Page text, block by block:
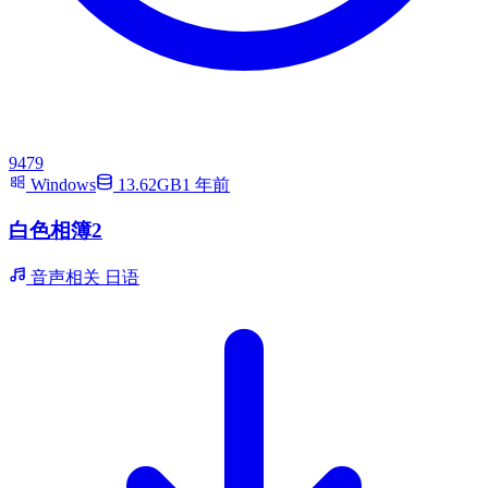
9479
Windows
13.62GB1 年前
白色相簿2
音声相关 日语